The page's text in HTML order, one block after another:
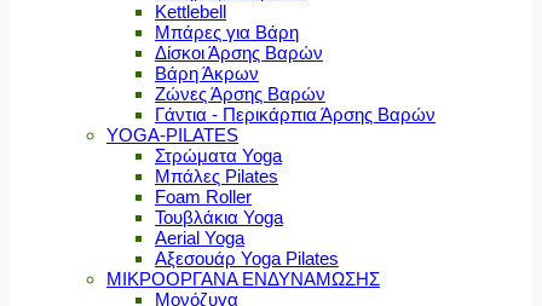
Kettlebell
Μπάρες για Βάρη
Δίσκοι Άρσης Βαρών
Βάρη Άκρων
Ζώνες Άρσης Βαρών
Γάντια - Περικάρπια Άρσης Βαρών
YOGA-PILATES
Στρώματα Yoga
Μπάλες Pilates
Foam Roller
Τουβλάκια Yoga
Aerial Yoga
Αξεσουάρ Yoga Pilates
ΜΙΚΡΟΟΡΓΑΝΑ ΕΝΔΥΝΑΜΩΣΗΣ
Μονόζυγα